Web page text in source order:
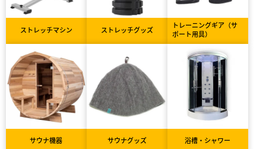
ストレッチマシン ストレッチグッズ
トレーニングギア（サ
ポート用具）
サウナ機器 サウナグッズ 浴槽・シャワー